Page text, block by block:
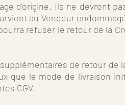
d’origine. Ils ne devront
au Vendeur
refuser le retour de la
de retour de
que le mode de livraison
CGV.